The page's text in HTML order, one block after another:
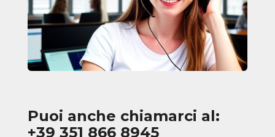
Puoi anche chiamarci al:
+39 351 866 8945